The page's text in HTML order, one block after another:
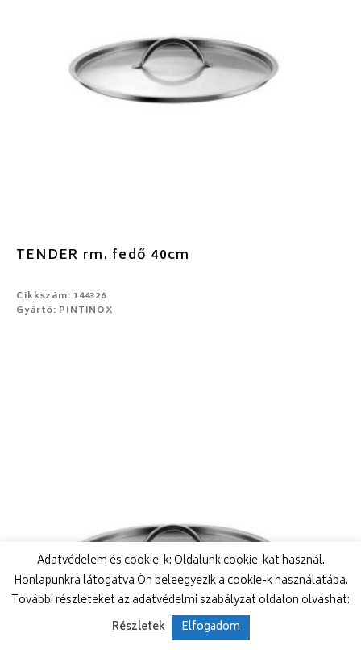
TENDER rm. fedő 40cm
Cikkszám: 144326
Gyártó: PINTINOX
Adatvédelem és cookie-k: Oldalunk cookie-kat használ.
Honlapunkra látogatva Ön beleegyezik a cookie-k használatába.
További részleteket az adatvédelmi szabályzat oldalon olvashat:
Részletek
Elfogadom